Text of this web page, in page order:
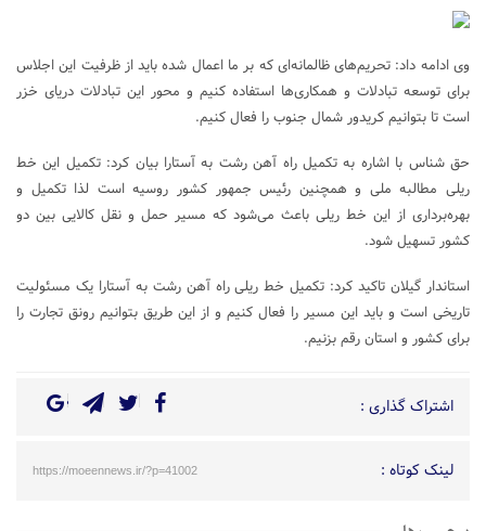
وی ادامه داد: تحریم‌های ظالمانه‌ای که بر ما اعمال شده باید از ظرفیت این اجلاس
برای توسعه تبادلات و همکاری‌ها استفاده کنیم و محور این تبادلات دریای خزر
است تا بتوانیم کریدور شمال جنوب را فعال کنیم.
حق شناس با اشاره به تکمیل راه آهن رشت به آستارا بیان کرد: تکمیل این خط
ریلی مطالبه ملی و همچنین رئیس جمهور کشور روسیه است لذا تکمیل و
بهره‌برداری از این خط ریلی باعث می‌شود که مسیر حمل و نقل کالایی بین دو
کشور تسهیل شود.
استاندار گیلان تاکید کرد: تکمیل خط ریلی راه آهن رشت به آستارا یک مسئولیت
تاریخی است و باید این مسیر را فعال کنیم و از این طریق بتوانیم رونق تجارت را
برای کشور و استان رقم بزنیم.
اشتراک گذاری :
لینک کوتاه : https://moeennews.ir/?p=41002